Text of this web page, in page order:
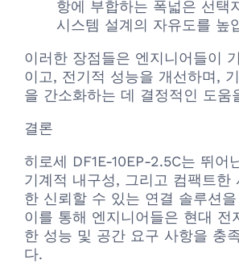
항에 부합하는 폭넓은 선택
시스템 설계의 자유도를 높
이러한 장점들은 엔지니어들이
이고, 전기적 성능을 개선하며,
을 간소화하는 데 결정적인 도움
결론
히로세 DF1E-10EP-2.5C는 뛰어
기계적 내구성, 그리고 컴팩트한
한 신뢰할 수 있는 연결 솔루션
이를 통해 엔지니어들은 현대 전
한 성능 및 공간 요구 사항을 충
다.